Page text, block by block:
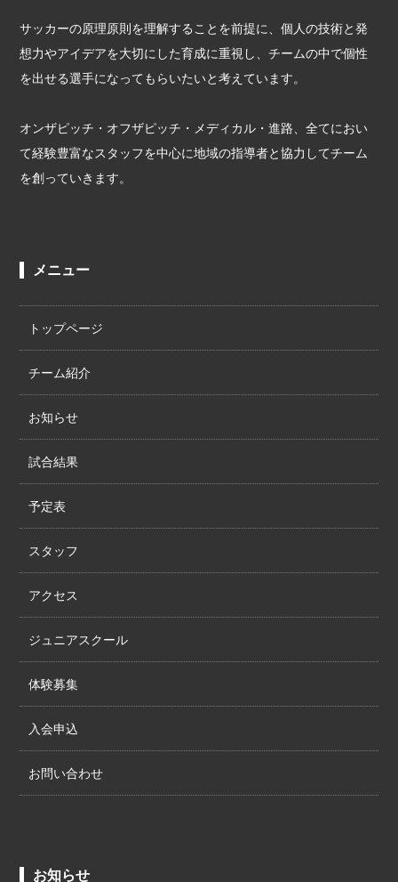
サッカーの原理原則を理解することを前提に、個人の技術と発
想力やアイデアを大切にした育成に重視し、チームの中で個性
を出せる選手になってもらいたいと考えています。
オンザピッチ・オフザピッチ・メディカル・進路、全てにおい
て経験豊富なスタッフを中心に地域の指導者と協力してチーム
を創っていきます。
メニュー
トップページ
チーム紹介
お知らせ
試合結果
予定表
スタッフ
アクセス
ジュニアスクール
体験募集
入会申込
お問い合わせ
お知らせ